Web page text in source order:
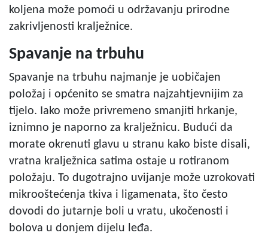
koljena može pomoći u održavanju prirodne
zakrivljenosti kralježnice.
Spavanje na trbuhu
Spavanje na trbuhu najmanje je uobičajen
položaj i općenito se smatra najzahtjevnijim za
tijelo. Iako može privremeno smanjiti hrkanje,
iznimno je naporno za kralježnicu. Budući da
morate okrenuti glavu u stranu kako biste disali,
vratna kralježnica satima ostaje u rotiranom
položaju. To dugotrajno uvijanje može uzrokovati
mikrooštećenja tkiva i ligamenata, što često
dovodi do jutarnje boli u vratu, ukočenosti i
bolova u donjem dijelu leđa.